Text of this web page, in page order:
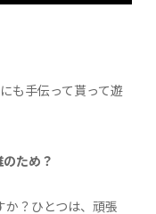
も手伝って貰って遊
のため？
？ひとつは、頑張